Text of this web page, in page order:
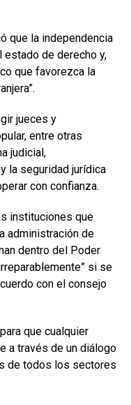
que la independencia
estado de derecho y,
que favorezca la
jueces y
entre otras
judicial,
la seguridad jurídica
con confianza.
instituciones que
administración de
dentro del Poder
si se
con el consejo
que cualquier
a través de un diálogo
de todos los sectores